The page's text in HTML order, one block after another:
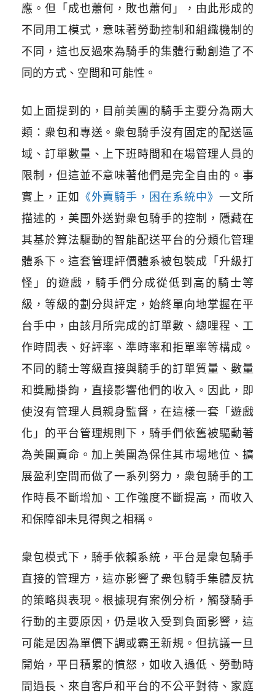
應。但「成也蕭何，敗也蕭何」，由此形成的
不同用工模式，意味著勞動控制和組織機制的
不同，這也反過來為騎手的集體行動創造了不
同的方式、空間和可能性。
如上面提到的，目前美團的騎手主要分為兩大
類：衆包和專送。衆包騎手沒有固定的配送區
域、訂單數量、上下班時間和在場管理人員的
限制，但這並不意味著他們是完全自由的。事
實上，正如
《外賣騎手，困在系統中》 一文所
描述的，美團外送對衆包騎手的控制，隱藏在
其基於算法驅動的智能配送平台的分類化管理
體系下。這套管理評價體系被包裝成「升級打
怪」的遊戲，騎手們分成從低到高的騎士等
級，等級的劃分與評定，始終單向地掌握在平
台手中，由該月所完成的訂單數、總哩程、工
作時間表、好評率、準時率和拒單率等構成。
不同的騎士等級直接與騎手的訂單質量、數量
和獎勵掛鉤，直接影響他們的收入。因此，即
使沒有管理人員親身監督，在這樣一套「遊戲
化」的平台管理規則下，騎手們依舊被驅動著
為美團賣命。加上美團為保住其市場地位、擴
展盈利空間而做了一系列努力，衆包騎手的工
作時長不斷增加、工作強度不斷提高，而收入
和保障卻未見得與之相稱。
衆包模式下，騎手依賴系統，平台是衆包騎手
直接的管理方，這亦影響了衆包騎手集體反抗
的策略與表現。根據現有案例分析，觸發騎手
行動的主要原因，仍是收入受到負面影響，這
可能是因為單價下調或霸王新規。但抗議一旦
開始，平日積累的憤怒，如收入過低、勞動時
間過長、來自客戶和平台的不公平對待、家庭